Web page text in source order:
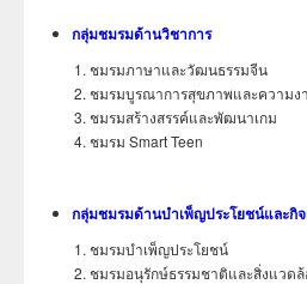
กลุ่มชมรมด้านวิชาการ
ชมรมภาษาและวัฒนธรรมจีน
ชมรมบูรณาการสุขภาพและความง
ชมรมสร้างสรรค์และพัฒนาเกม
ชมรม Smart Teen
กลุ่มชมรมด้านบำเพ็ญประโยชน์และกิ
ชมรมบำเพ็ญประโยชน์
ชมรมอนุรักษ์ธรรมชาติและสิ่งแวด